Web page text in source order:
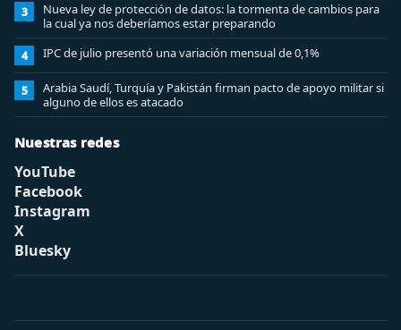
3
Nueva ley de protección de datos: la tormenta de cambios para
la cual ya nos deberíamos estar preparando
4 IPC de julio presentó una variación mensual de 0,1%
5
Arabia Saudí, Turquía y Pakistán firman pacto de apoyo militar si
alguno de ellos es atacado
Nuestras redes
YouTube
Facebook
Instagram
X
Bluesky